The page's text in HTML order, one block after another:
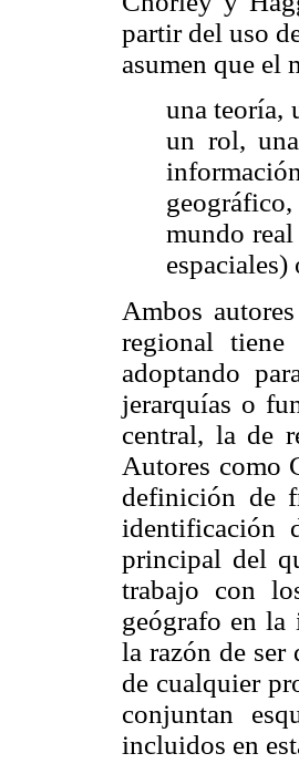
partir del uso
asumen que el
una teoría,
un rol,
mundo
Ambos
regional tiene
adoptando
jerarquías o
central, la de
Autores como
definición de
identificación
principal del
trabajo con
geógrafo en la
la razón de ser
de cualquier
conjuntan
incluidos en